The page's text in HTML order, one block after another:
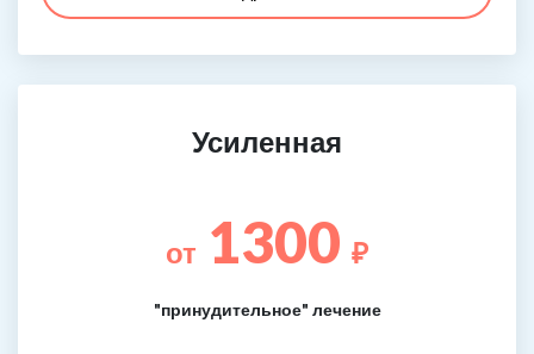
Усиленная
от 1300 ₽
"принудительное" лечение